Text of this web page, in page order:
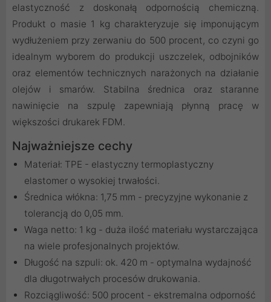
elastyczność z doskonałą odpornością chemiczną.
Produkt o masie 1 kg charakteryzuje się imponującym
wydłużeniem przy zerwaniu do 500 procent, co czyni go
idealnym wyborem do produkcji uszczelek, odbojników
oraz elementów technicznych narażonych na działanie
olejów i smarów. Stabilna średnica oraz staranne
nawinięcie na szpulę zapewniają płynną pracę w
większości drukarek FDM.
Najważniejsze cechy
Materiał: TPE - elastyczny termoplastyczny
elastomer o wysokiej trwałości.
Średnica włókna: 1,75 mm - precyzyjne wykonanie z
tolerancją do 0,05 mm.
Waga netto: 1 kg - duża ilość materiału wystarczająca
na wiele profesjonalnych projektów.
Długość na szpuli: ok. 420 m - optymalna wydajność
dla długotrwałych procesów drukowania.
Rozciągliwość: 500 procent - ekstremalna odporność